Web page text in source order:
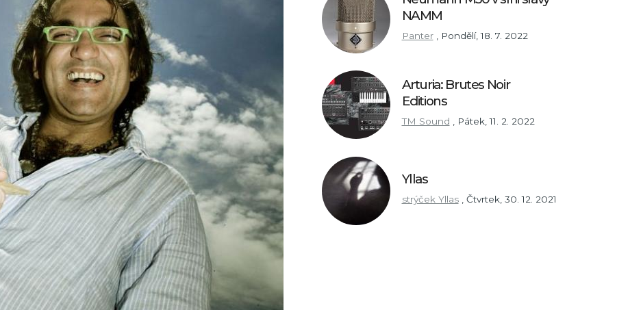
NAMM
Panter Pondělí, 18. 7. 2022
Arturia: Brutes Noir
Editions
TM Sound , Pátek, 11. 2. 2022
Yllas
strýček Yllas Čtvrtek, 30. 12. 2021